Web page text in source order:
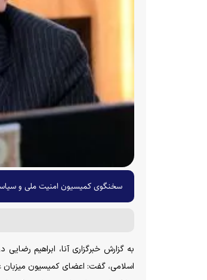
سخنگوی کمیسیون امنیت ملی و
اسلامی، گفت: اعضای کمیسیون